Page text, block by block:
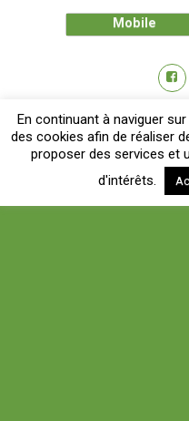
Mobile
En continuant à naviguer
des cookies afin de réaliser
proposer des services et
d'intérêts.